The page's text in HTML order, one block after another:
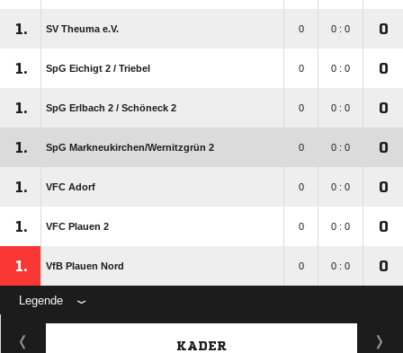
1. SV Theuma e.V. 0 0 : 0 0
1. SpG Eichigt 2 /​ Triebel 0 0 : 0 0
1. SpG Erlbach 2 /​ Schöneck 2 0 0 : 0 0
1. SpG Markneukirchen/​Wernitzgrün 2 0 0 : 0 0
1. VFC Adorf 0 0 : 0 0
1. VFC Plauen 2 0 0 : 0 0
1. VfB Plauen Nord 0 0 : 0 0
Legende
KADER